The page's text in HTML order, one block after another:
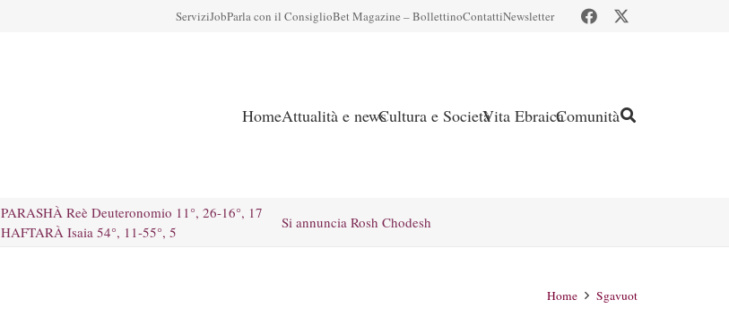
ServiziJobParla con il ConsiglioBet Magazine – BollettinoContattiNewsletter
HomeAttualità e newsCultura e SocietàVita EbraicaComunità
PARASHÀ Reè Deuteronomio 11°, 26-16°, 17
HAFTARÀ Isaia 54°, 11-55°, 5
Si annuncia Rosh Chodesh
Home Sgavuot